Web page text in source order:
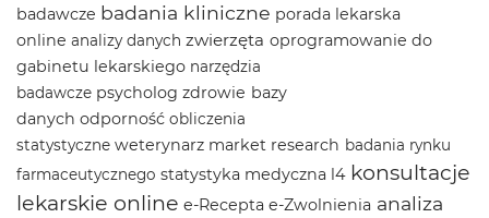
badawcze badania kliniczne porada lekarska
online analizy danych zwierzęta oprogramowanie do
gabinetu lekarskiego narzędzia
badawcze psycholog zdrowie bazy
danych odporność obliczenia
statystyczne weterynarz market research badania rynku
farmaceutycznego statystyka medyczna l4 konsultacje
lekarskie online e-Recepta e-Zwolnienia analiza